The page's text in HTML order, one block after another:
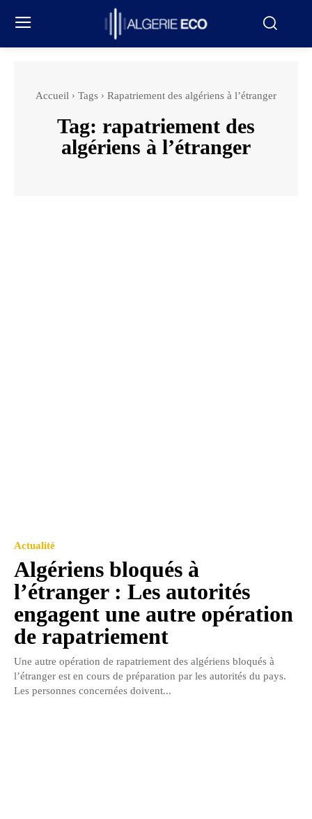
Accueil Tags Rapatriement des algériens à l’étranger
Tag: rapatriement des
algériens à l’étranger
Actualité
Algériens bloqués à
l’étranger : Les autorités
engagent une autre opération
de rapatriement
Une autre opération de rapatriement des algériens bloqués à
l’étranger est en cours de préparation par les autorités du pays.
Les personnes concernées doivent...